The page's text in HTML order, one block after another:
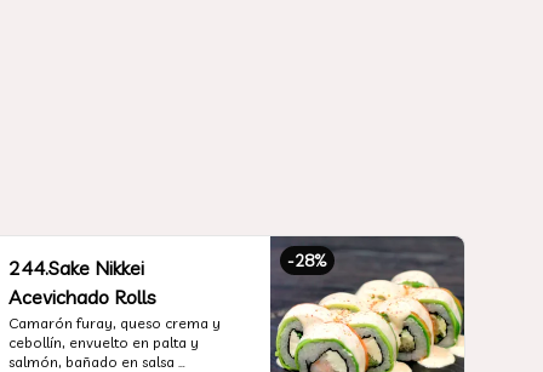
-28%
244.Sake Nikkei
Acevichado Rolls
Camarón furay, queso crema y
cebollín, envuelto en palta y
salmón, bañado en salsa